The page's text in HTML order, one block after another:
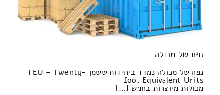
נפח של מכולה
נפח של מכולה נמדד ביחידות ששמן TEU – Twenty-
foot Equivalent Units
מכולות מיוצרות בחמש […]